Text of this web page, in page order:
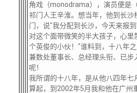
理事会名单
制度法规
联系我们
角戏（monodrama），演员便是
祁门人王辛淮。想当年，他到长沙
门，说"我分配到长沙，今天来报
对这个面带微笑的半大孩子，心里
个英俊的小伙！"谁料到，十八年
兼数处董事长、总经理头衔、已步
呢！
我所谓的十八年，是从他八四年七
算起，到2002年5月我和他在广州